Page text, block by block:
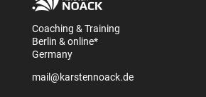
Coaching & Training
Berlin & online*
Germany
mail@karstennoack.de